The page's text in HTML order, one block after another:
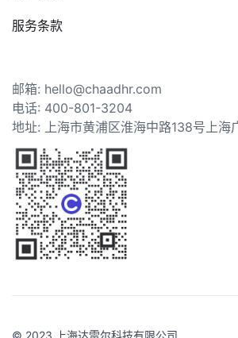
服务条款
邮箱: hello@chaadhr.com
电话: 400-801-3204
地址: 上海市黄浦区淮海中路138号上海